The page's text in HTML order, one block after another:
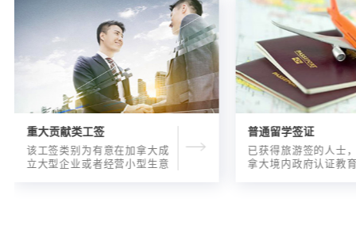
重大贡献类工签
该工签类别为有意在加拿大成
立大型企业或者经营小型生意
普通留学签证
已获得旅游签的人士
拿大境内政府认证教